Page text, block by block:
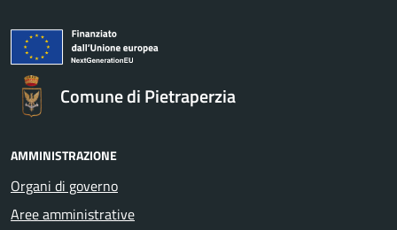
Comune di Pietraperzia
AMMINISTRAZIONE
Organi di governo
Aree amministrative